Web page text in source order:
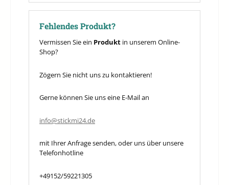
Fehlendes Produkt?
Vermissen Sie ein Produkt in unserem Online-
Shop?
Zögern Sie nicht uns zu kontaktieren!
Gerne können Sie uns eine E-Mail an
info@stickmi24.de
mit Ihrer Anfrage senden, oder uns über unsere
Telefonhotline
+49152/59221305